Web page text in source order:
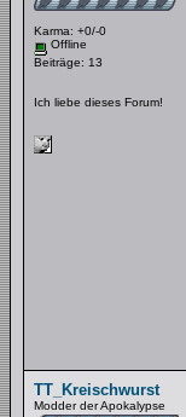
Karma: +0/-0
Offline
Beiträge: 13
Ich liebe dieses Forum!
TT_Kreischwurst
Modder der Apokalypse